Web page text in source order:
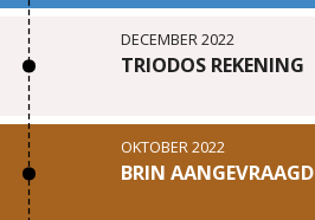
DECEMBER 2022
TRIODOS REKENING
OKTOBER 2022
BRIN AANGEVRAAGD